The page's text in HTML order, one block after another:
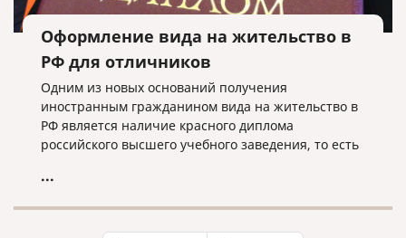
Оформление вида на жительство в
РФ для отличников
Одним из новых оснований получения
иностранным гражданином вида на жительство в
РФ является наличие красного диплома
российского высшего учебного заведения, то есть
отличием.
...